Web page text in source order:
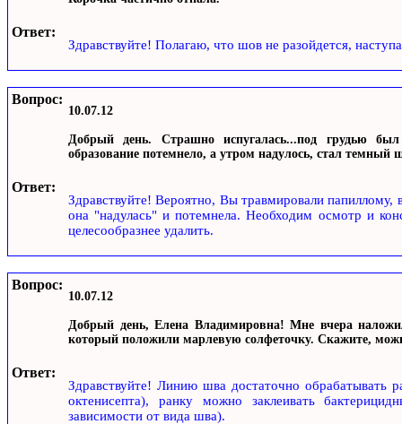
Ответ:
Здравствуйте! Полагаю, что шов не разойдется,
Вопрос:
10.07.12
Добрый день. Страшно испугалась...под грудью
образование потемнело, а утром надулось, стал
Ответ:
Здравствуйте! Вероятно, Вы травмировали папиллому,
она "надулась" и потемнела. Необходим осмотр и
целесообразнее удалить.
Вопрос:
10.07.12
Добрый день, Елена Владимировна! Мне вчера
который положили марлевую солфеточку. Скажите,
Ответ:
Здравствуйте! Линию шва достаточно обрабатывать
октенисепта), ранку можно заклеивать
зависимости от вида шва).